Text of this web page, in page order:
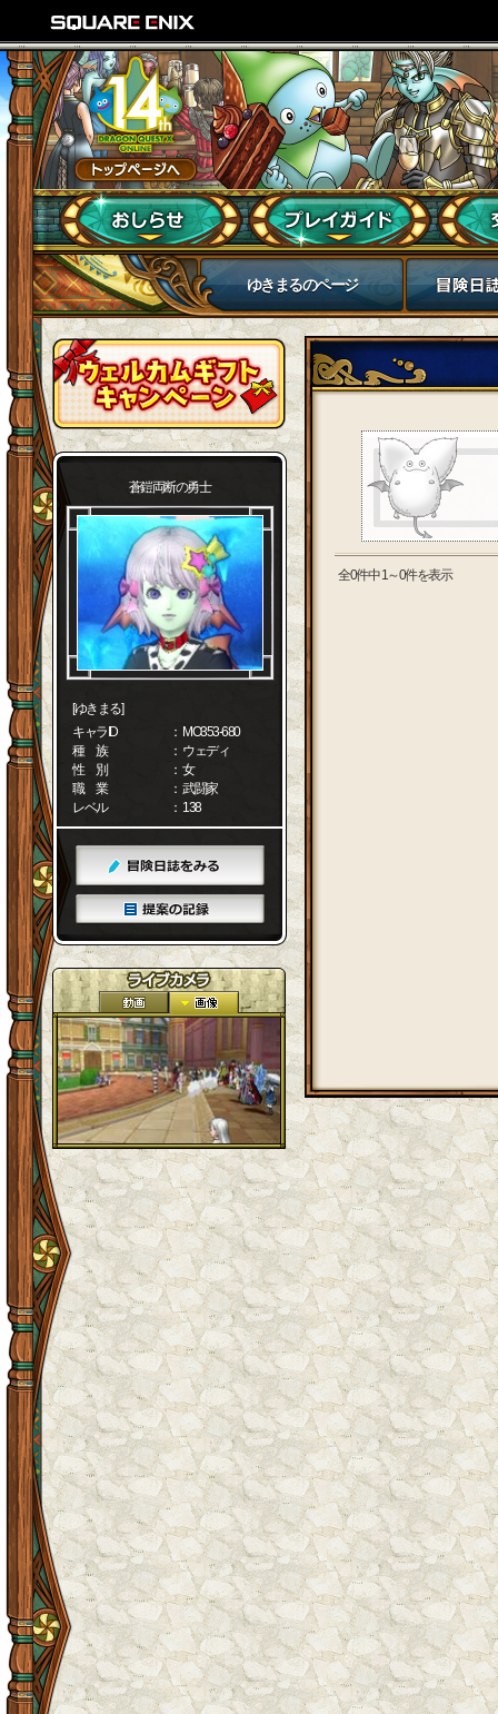
ゆきまるのページ
蒼鎧両断の勇士
[ゆきまる]
キャラID
： MO353-680
種 族
： ウェディ
性 別
： 女
職 業
： 武闘家
レベル
： 138
全0件中 1～0件を表示